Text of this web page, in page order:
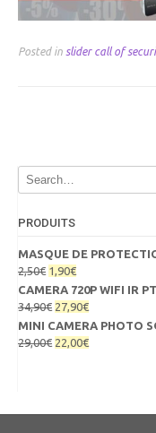
Posted in slider call of
PRODUITS
MASQUE DE
2,50€ Le
prix
initial
était :
2,50€.
1,90€Le
prix
actuel
est :
1,90€.
CAMERA 720P WIFI IR
34,90€ Le
prix
initial
27,90€Le
prix
actuel
MINI CAMERA PHOTO
29,00€ Le
22,00€Le